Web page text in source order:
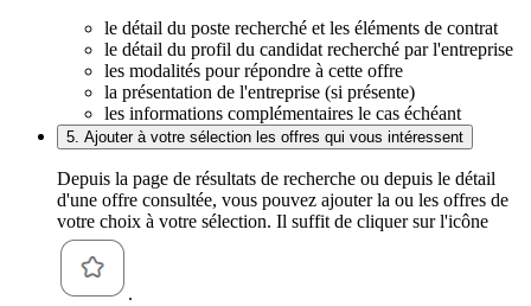
le détail du poste recherché et les éléments de contrat
le détail du profil du candidat recherché par l'entreprise
les modalités pour répondre à cette offre
la présentation de l'entreprise (si présente)
les informations complémentaires le cas échéant
5. Ajouter à votre sélection les offres qui vous intéressent
Depuis la page de résultats de recherche ou depuis le détail
d'une offre consultée, vous pouvez ajouter la ou les offres de
votre choix à votre sélection. Il suffit de cliquer sur l'icône
.